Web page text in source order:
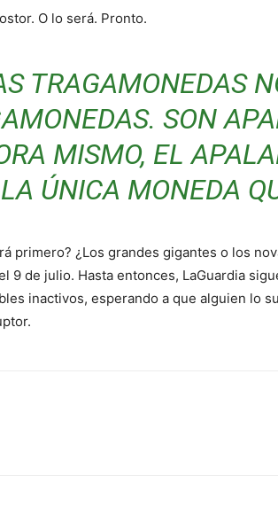
O lo será. Pronto.
TRAGAMONEDAS
SON
MISMO, EL
LA ÚNICA MONEDA
primero? ¿Los grandes gigantes o los
9 de julio. Hasta entonces, LaGuardia
inactivos, esperando a que alguien lo